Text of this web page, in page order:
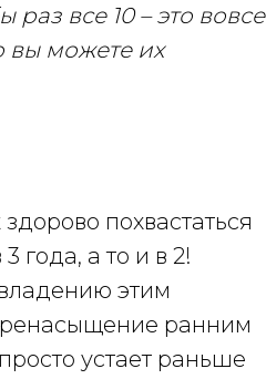
раз все 10 – это вовсе
вы можете их
похвастаться
года, а то и в 2!
этим
ранним
устает раньше